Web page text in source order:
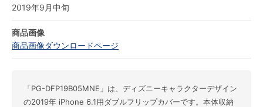
2019年9月中旬
商品画像
商品画像ダウンロードページ
「PG-DFP19B05MNE」は、ディズニーキャラクターデザイン
の2019年 iPhone 6.1用ダブルフリップカバーです。本体収納